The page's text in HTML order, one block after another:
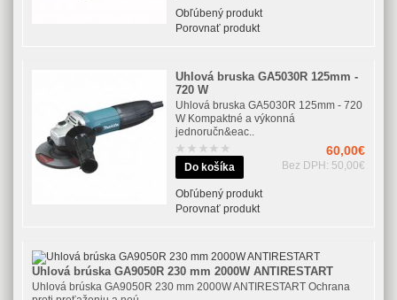
Obľúbený produkt
Porovnať produkt
Uhlová bruska GA5030R 125mm -
720 W
Uhlová bruska GA5030R 125mm - 720
W Kompaktné a výkonná
jednoručn&eac..
60,00€
Bez DPH: 50,00€
Obľúbený produkt
Porovnať produkt
Uhlová brúska GA9050R 230 mm 2000W ANTIRESTART
Uhlová brúska GA9050R 230 mm 2000W ANTIRESTART Ochrana